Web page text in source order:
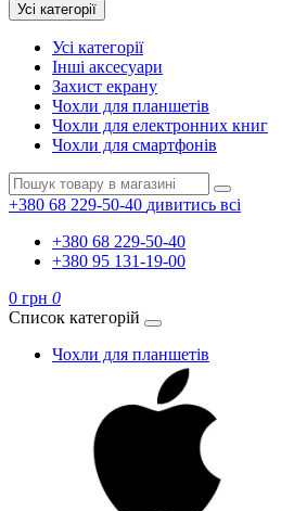
Усі категорії
Усі категорії
Інші аксесуари
Захист екрану
Чохли для планшетів
Чохли для електронних книг
Чохли для смартфонів
+380 68 229-50-40 дивитись всі
+380 68 229-50-40
+380 95 131-19-00
0 грн 0
Список категорій
Чохли для планшетів